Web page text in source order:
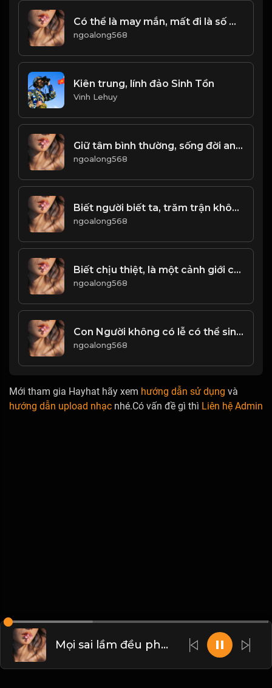
Có thể là may mắn, mất đi là số mệnh Đạo
ngoalong568
Kiên trung, lính đảo Sinh Tồn
Vinh Lehuy
Giữ tâm bình thường, sống đời an nhiên! Đạo
ngoalong568
Biết người biết ta, trăm trận không nguy! & Đạo
ngoalong568
Biết chịu thiệt, là một cảnh giới của việc làm người! & Đạo
ngoalong568
Con Người không có lễ có thể sinh tồn, hành động không có lễ có thể thành, quốc gia không có lễ có thể yên ổn! Đạo
ngoalong568
Mới tham gia Hayhat hãy xem hướng dẫn sử dụng và
hướng dẫn upload nhạc nhé.Có vấn đề gì thì Liên hệ Admin
Mọi sai lầm đều phải trả giá! & Đạo